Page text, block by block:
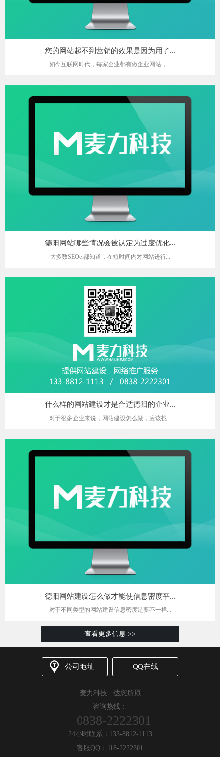
您的网站起不到营销的效果是因为用了...
如今互联网时代，每家企业都有做企业网站，...
德阳网站哪些情况会被认定为过度优化...
大多数SEOer都知道，在短时间内对网站进行...
什么样的网站建设才是合适德阳的企业...
对于很多企业来说，网站建设怎么做，应该找...
德阳网站建设怎么做才能使信息密度平...
对于不同类型的网站建设信息密度是要不一样...
查看更多信息 >>
公司地址 QQ在线
麦力科技 · 达您所愿
咨询热线：
0838-2222301
24小时联系：133-8812-1113
客服QQ：118-2222301